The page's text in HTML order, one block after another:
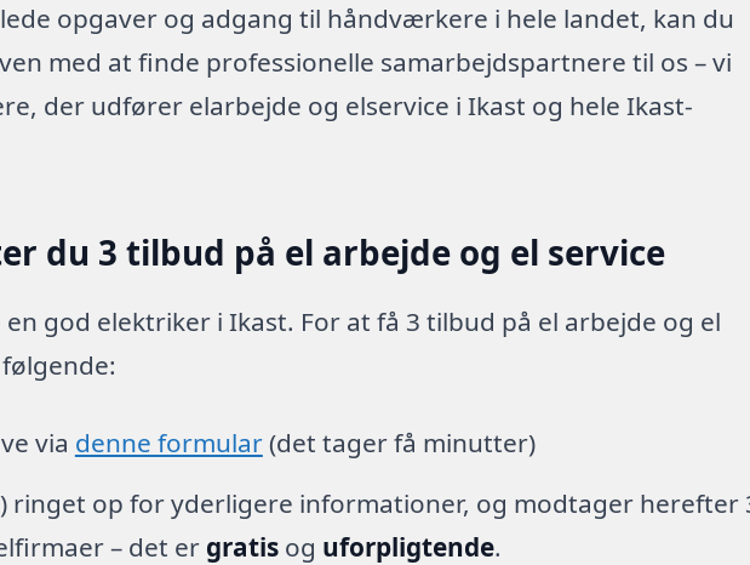
opgaver og adgang til håndværkere i hele landet, kan du
med at finde professionelle samarbejdspartnere til os – vi
der udfører elarbejde og elservice i Ikast og hele Ikast-
du 3 tilbud på el arbejde og el service
god elektriker i Ikast. For at få 3 tilbud på el arbejde og el
via denne formular(det tager få minutter)
ringet op for yderligere informationer, og modtager herefter
– det er gratisog uforpligtende.